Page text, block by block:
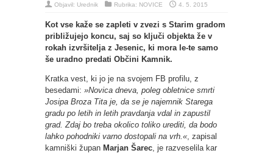
Objavil: Urednik Rubrika: NOVICE 4. 5. 2015
Kot vse kaže se zapleti v zvezi s Starim gradom
približujejo koncu, saj so ključi objekta že v
rokah izvršitelja z Jesenic, ki mora le-te samo
še uradno predati Občini Kamnik.
Kratka vest, ki jo je na svojem FB profilu, z
besedami: »Novica dneva, poleg obletnice smrti
Josipa Broza Tita je, da se je najemnik Starega
gradu po letih in letih pravdanja vdal in zapustil
grad. Zdaj bo treba okolico toliko urediti, da bodo
lahko pohodniki varno dostopali na vrh.« , zapisal
kamniški župan Marjan Šarec , je razveselila kar